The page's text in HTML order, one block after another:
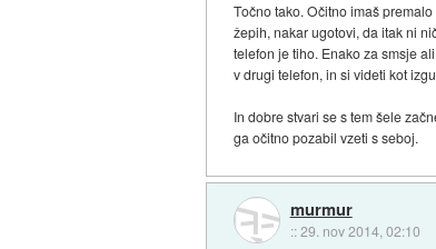
Točno tako. Očitno imaš
žepih, nakar ugotovi, da itak ni
telefon je tiho. Enako za smsje
v drugi telefon, in si videti kot
In dobre stvari se s tem šele
ga očitno pozabil vzeti s seboj.
murmur
::29. nov 2014, 02:10